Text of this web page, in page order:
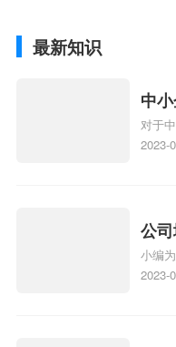
最新知识
中
么
对于
好处
位置
航：
户的
该地
2023-
公
地
务
小编
教程
2023-